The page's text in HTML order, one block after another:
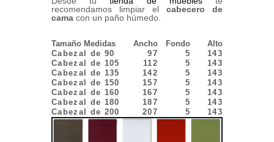
recomendamos limpiar el cabecero de
cama con un paño húmedo.
Tamaño Medidas Ancho Fondo
Alto
Cabezal de 90
97 5
143
Cabezal de 105
112 5
143
Cabezal de 135
142 5
143
Cabezal de 150
157 5
143
Cabezal de 160
167 5
143
Cabezal de 180
187 5
143
Cabezal de 200
207 5 143